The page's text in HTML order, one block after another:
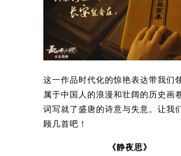
这一作品时代化的惊艳表达带我们
属于中国人的浪漫和壮阔的历史画
词写就了盛唐的诗意与失意。让我
顾几首吧！
《静夜思》